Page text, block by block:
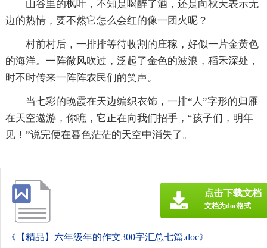
山谷里的枫叶，不知是喝醉了酒，还是向秋天表示无
边的热情，要不然它怎么会红的像一团火呢？
村前村后，一排排等待收割的庄稼，好似一片金黄色
的海洋。一阵微风吹过，泛起了金色的波浪，稻禾深处，
时不时传来一阵阵农民们的笑声。
当七彩的晚霞在天边编织衣饰，一排“人”字形的归雁
在天空遨游，你瞧，它正在向我们招手，“孩子们，明年
见！”说完便在暮色茫茫的天空中消失了。
《【精品】六年级年的作文300字汇总七篇.doc》
点击下载文档
文档为doc格式